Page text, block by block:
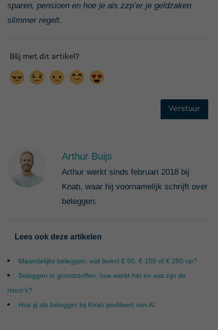
sparen, pensioen en hoe je als zzp’er je geldzaken
slimmer regelt.
Arthur Buijs
Arthur werkt sinds februari 2018 bij
Knab, waar hij voornamelijk schrijft over
beleggen.
Lees ook deze artikelen
Maandelijks beleggen: wat levert € 50, € 100 of € 250 op?
Beleggen in grondstoffen: hoe werkt het en wat zijn de
risico’s?
Hoe jij als belegger bij Knab profiteert van AI